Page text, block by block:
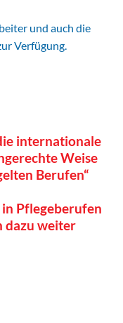
und auch die
Verfügung.
internationale
Weise
Berufen“
Pflegeberufen
dazu weiter